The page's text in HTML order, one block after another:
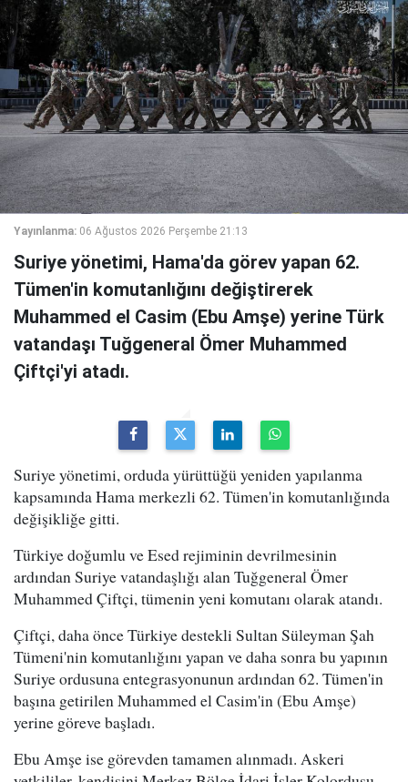
Yayınlanma: 06 Ağustos 2026 Perşembe 21:13
Suriye yönetimi, Hama'da görev yapan 62.
Tümen'in komutanlığını değiştirerek
Muhammed el Casim (Ebu Amşe) yerine Türk
vatandaşı Tuğgeneral Ömer Muhammed
Çiftçi'yi atadı.
Suriye yönetimi, orduda yürüttüğü yeniden yapılanma
kapsamında Hama merkezli 62. Tümen'in komutanlığında
değişikliğe gitti.
Türkiye doğumlu ve Esed rejiminin devrilmesinin
ardından Suriye vatandaşlığı alan Tuğgeneral Ömer
Muhammed Çiftçi, tümenin yeni komutanı olarak atandı.
Çiftçi, daha önce Türkiye destekli Sultan Süleyman Şah
Tümeni'nin komutanlığını yapan ve daha sonra bu yapının
Suriye ordusuna entegrasyonunun ardından 62. Tümen'in
başına getirilen Muhammed el Casim'in (Ebu Amşe)
yerine göreve başladı.
Ebu Amşe ise görevden tamamen alınmadı. Askeri